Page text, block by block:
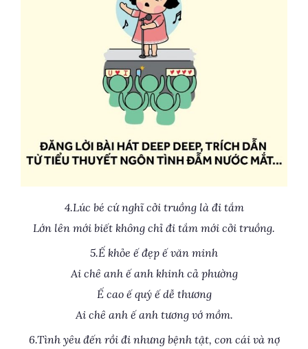
4.Lúc bé cứ nghĩ cởi truồng là đi tắm
Lớn lên mới biết không chỉ đi tắm mới cởi truồng.
5.Ế khỏe ế đẹp ế văn minh
Ai chê anh ế anh khinh cả phường
Ế cao ế quý ế dễ thương
Ai chê anh ế anh tương vớ mồm.
6.Tình yêu đến rồi đi nhưng bệnh tật, con cái và nợ